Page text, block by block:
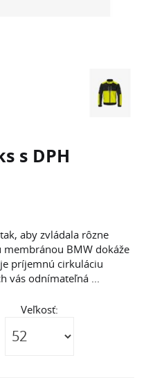
s DPH
aby zvládala rôzne
BMW dokáže
príjemnú cirkuláciu
vás odnímateľná ...
Veľkosť: